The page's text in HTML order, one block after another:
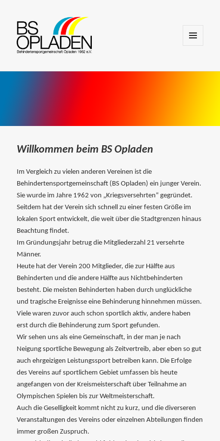
Willkommen beim BS Opladen
Im Vergleich zu vielen anderen Vereinen ist die
Behindertensportgemeinschaft (BS Opladen) ein junger Verein.
Sie wurde im Jahre 1962 von „Kriegsversehrten“ gegründet.
Seitdem hat der Verein sich schnell zu einer festen Größe im
lokalen Sport entwickelt, die weit über die Stadtgrenzen hinaus
Beachtung findet.
Im Gründungsjahr betrug die Mitgliederzahl 21 versehrte
Männer.
Heute hat der Verein 200 Mitglieder, die zur Hälfte aus
Behinderten und die andere Hälfte aus Nichtbehinderten
besteht. Die meisten Behinderten haben durch unglückliche
und tragische Ereignisse eine Behinderung hinnehmen müssen.
Viele waren zuvor auch schon sportlich aktiv, andere haben
erst durch die Behinderung zum Sport gefunden.
Wir sehen uns als eine Gemeinschaft, in der man je nach
Neigung sportliche Bewegung als Zeitvertreib, aber eben so gut
auch ehrgeizigen Leistungssport betreiben kann. Die Erfolge
des Vereins auf sportlichem Gebiet umfassen bis heute
angefangen von der Kreismeisterschaft über Teilnahme an
Olympischen Spielen bis zur Weltmeisterschaft.
Auch die Geselligkeit kommt nicht zu kurz, und die diverseren
Veranstaltungen des Vereins oder einzelnen Abteilungen finden
immer großen Zuspruch.